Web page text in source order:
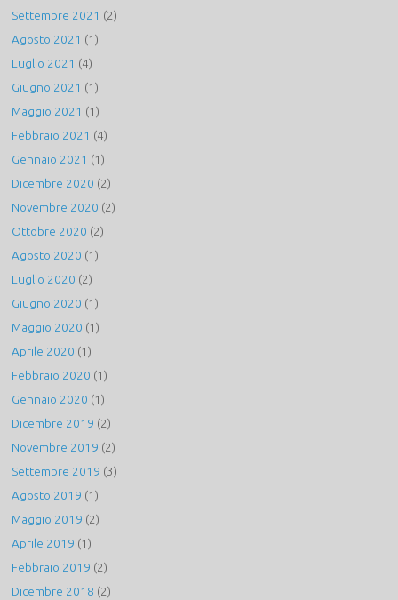
Settembre 2021 (2)
Agosto 2021 (1)
Luglio 2021 (4)
Giugno 2021 (1)
Maggio 2021 (1)
Febbraio 2021 (4)
Gennaio 2021 (1)
Dicembre 2020 (2)
Novembre 2020 (2)
Ottobre 2020 (2)
Agosto 2020 (1)
Luglio 2020 (2)
Giugno 2020 (1)
Maggio 2020 (1)
Aprile 2020 (1)
Febbraio 2020 (1)
Gennaio 2020 (1)
Dicembre 2019 (2)
Novembre 2019 (2)
Settembre 2019 (3)
Agosto 2019 (1)
Maggio 2019 (2)
Aprile 2019 (1)
Febbraio 2019 (2)
Dicembre 2018 (2)